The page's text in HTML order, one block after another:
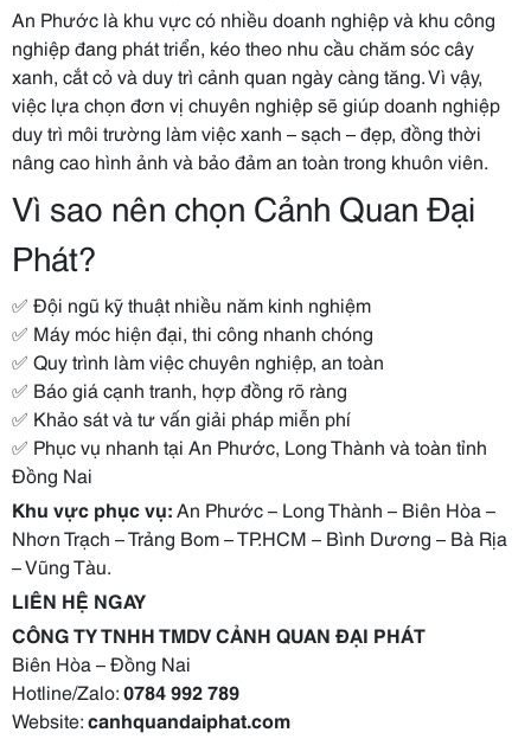
An Phước là khu vực có nhiều doanh nghiệp và khu công
nghiệp đang phát triển, kéo theo nhu cầu chăm sóc cây
xanh, cắt cỏ và duy trì cảnh quan ngày càng tăng. Vì vậy,
việc lựa chọn đơn vị chuyên nghiệp sẽ giúp doanh nghiệp
duy trì môi trường làm việc xanh – sạch – đẹp, đồng thời
nâng cao hình ảnh và bảo đảm an toàn trong khuôn viên.
Vì sao nên chọn Cảnh Quan Đại
Phát?
✅ Đội ngũ kỹ thuật nhiều năm kinh nghiệm
✅ Máy móc hiện đại, thi công nhanh chóng
✅ Quy trình làm việc chuyên nghiệp, an toàn
✅ Báo giá cạnh tranh, hợp đồng rõ ràng
✅ Khảo sát và tư vấn giải pháp miễn phí
✅ Phục vụ nhanh tại An Phước, Long Thành và toàn tỉnh
Đồng Nai
Khu vực phục vụ:An Phước – Long Thành – Biên Hòa –
Nhơn Trạch – Trảng Bom – TP.HCM – Bình Dương – Bà Rịa
– Vũng Tàu.
LIÊN HỆ NGAY
CÔNG TY TNHH TMDV CẢNH QUAN ĐẠI PHÁT
Biên Hòa – Đồng Nai
Hotline/Zalo:0784 992 789
Website:canhquandaiphat.com